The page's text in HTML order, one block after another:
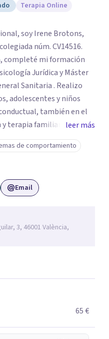
Terapia Online
soy Irene Brotons,
núm. CV14516.
completé mi formación
Jurídica y Máster
. Realizo
adolescentes y niños
también en el
familiar. Como
informes periciales
civil, penal y laboral.
de Psicólogos Forenses
de la Comunidad
en CONECTA Centro
leer más
de comportamiento
Email
3, 46001 València,
65 €